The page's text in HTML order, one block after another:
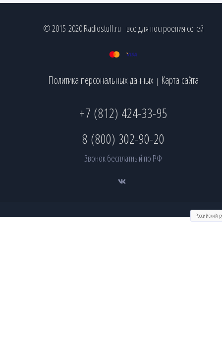
© 2015-2020 Radiostuff.ru - все для построения сетей
Политика персональных данных | Карта сайта
+7 (812) 424-33-95
8 (800) 302-90-20
Звонок бесплатный по РФ